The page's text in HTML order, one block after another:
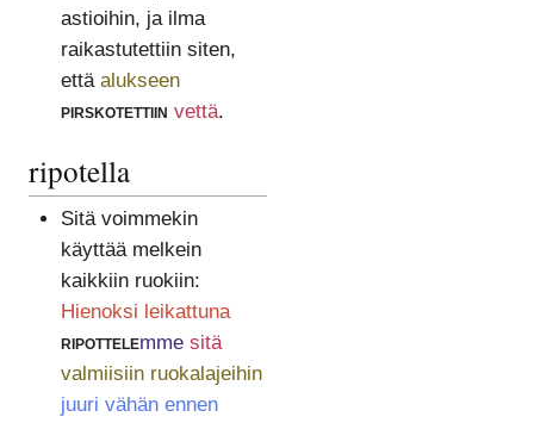
astioihin, ja ilma
raikastutettiin siten,
että alukseen
pirskotettiin vettä.
ripotella
Sitä voimmekin
käyttää melkein
kaikkiin ruokiin:
Hienoksi leikattuna
ripottelemme sitä
valmiisiin ruokalajeihin
juuri vähän ennen